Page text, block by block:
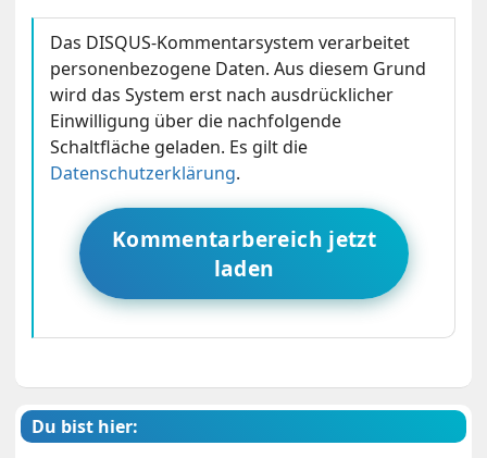
Das DISQUS-Kommentarsystem verarbeitet
personenbezogene Daten. Aus diesem Grund
wird das System erst nach ausdrücklicher
Einwilligung über die nachfolgende
Schaltfläche geladen. Es gilt die
Datenschutzerklärung.
Kommentarbereich jetzt
laden
Du bist hier: